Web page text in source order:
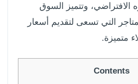
الافتراضي، وتتميز السوق
التي تسعى لتقديم أسعار
متميزة.
Contents